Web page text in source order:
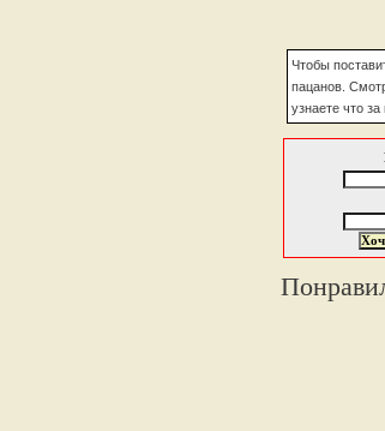
Чтобы
пацанов.
узнаете что